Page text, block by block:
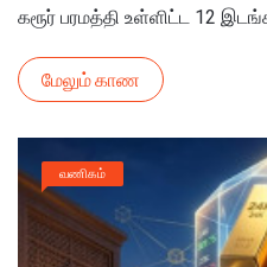
கரூர் பரமத்தி உள்ளிட்ட 12
மேலும் காண
வணிகம்